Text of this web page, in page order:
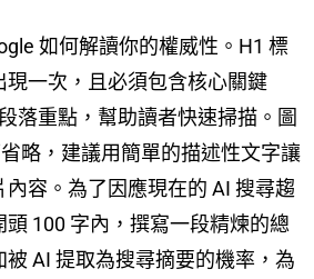
如何解讀你的權威性。H1 標
一次，且必須包含核心關鍵
落重點，幫助讀者快速掃描。圖
略，建議用簡單的描述性文字讓
容。為了因應現在的 AI 搜尋趨
100 字內，撰寫一段精煉的總
AI 提取為搜尋摘要的機率，為